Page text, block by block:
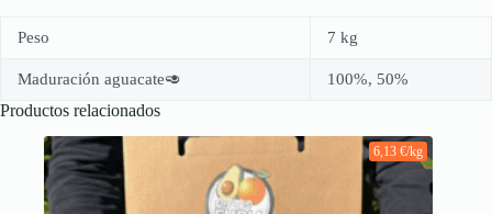
Peso 7 kg
Maduración aguacate🥑 100%, 50%
Productos relacionados
6,13 €/kg